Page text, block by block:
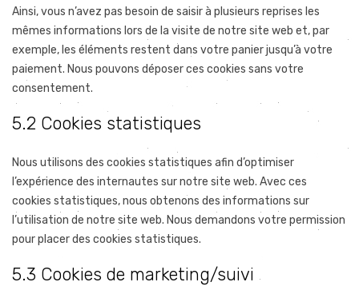
Ainsi, vous n’avez pas besoin de saisir à plusieurs reprises les
mêmes informations lors de la visite de notre site web et, par
exemple, les éléments restent dans votre panier jusqu’à votre
paiement. Nous pouvons déposer ces cookies sans votre
consentement.
5.2 Cookies statistiques
Nous utilisons des cookies statistiques afin d’optimiser
l’expérience des internautes sur notre site web. Avec ces
cookies statistiques, nous obtenons des informations sur
l’utilisation de notre site web. Nous demandons votre permission
pour placer des cookies statistiques.
5.3 Cookies de marketing/suivi